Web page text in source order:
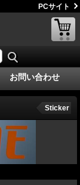
PCサイト
お問い合わせ
Sticker